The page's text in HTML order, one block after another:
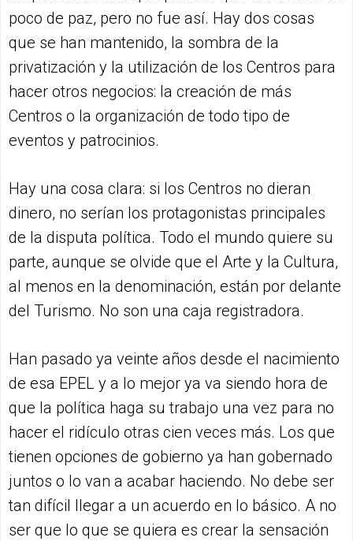
poco de paz, pero no fue así. Hay dos cosas
que se han mantenido, la sombra de la
privatización y la utilización de los Centros para
hacer otros negocios: la creación de más
Centros o la organización de todo tipo de
eventos y patrocinios.
Hay una cosa clara: si los Centros no dieran
dinero, no serían los protagonistas principales
de la disputa política. Todo el mundo quiere su
parte, aunque se olvide que el Arte y la Cultura,
al menos en la denominación, están por delante
del Turismo. No son una caja registradora.
Han pasado ya veinte años desde el nacimiento
de esa EPEL y a lo mejor ya va siendo hora de
que la política haga su trabajo una vez para no
hacer el ridículo otras cien veces más. Los que
tienen opciones de gobierno ya han gobernado
juntos o lo van a acabar haciendo. No debe ser
tan difícil llegar a un acuerdo en lo básico. A no
ser que lo que se quiera es crear la sensación